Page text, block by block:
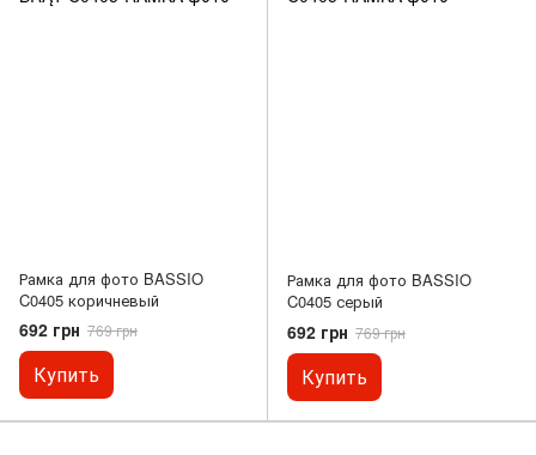
Рамка для фото BASSIO
C0405 коричневый
692 грн 769 грн
Купить
Рамка для фото BASSIO
C0405 серый
692 грн 769 грн
Купить